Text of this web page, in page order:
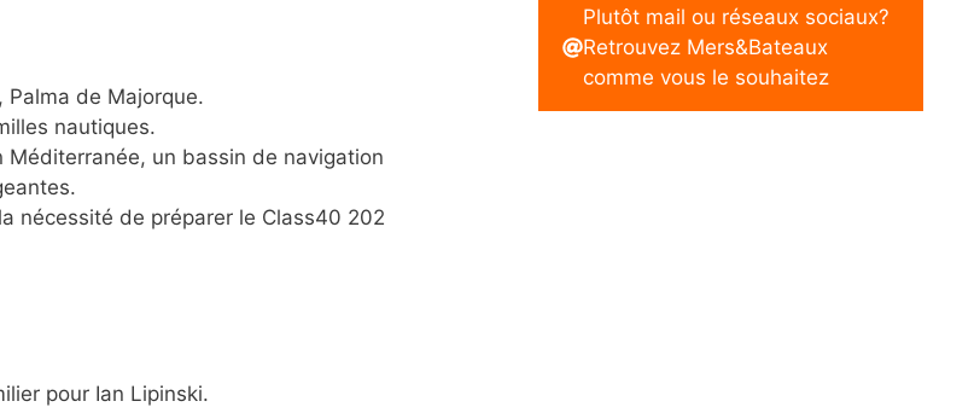
de Majorque.
nautiques.
un bassin de navigation
nécessité de préparer le Class40 202
pour Ian Lipinski.
Plutôt mail ou réseaux sociaux?
Retrouvez Mers&Bateaux
comme vous le souhaitez